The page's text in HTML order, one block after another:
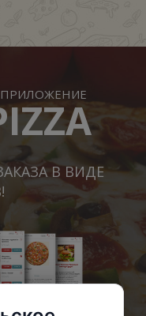
ПРИЛОЖЕНИЕ
В ВИДЕ